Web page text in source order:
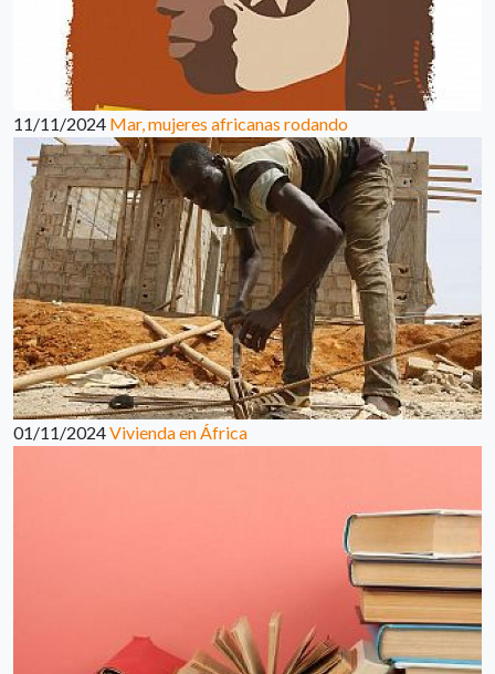
11/11/2024 Mar, mujeres africanas rodando
01/11/2024Vivienda en África